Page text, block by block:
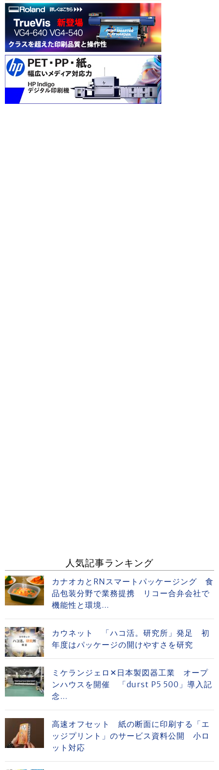
人気記事ランキング
カナオカとRNスマートパッケージング 食
品包装分野で業務提携 リコー合弁会社で
機能性と環境...
カウネット 「ハコ活。研究所」発足 初
年度はパッケージの開けやすさを研究
ミケランジェロ✕日本製図器工業 オープ
ンハウスを開催 「durst P5 500」導入記
念...
高速オフセット 紙の断面に印刷する「エ
ッジプリント」のサービス資料公開 小ロ
ット対応